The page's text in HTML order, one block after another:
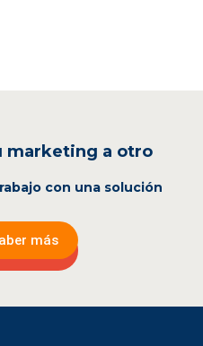
marketing a otro
con una solución
más